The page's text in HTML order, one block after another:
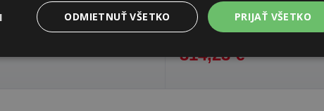
Sledovať naskladnenie Nie je skladom
314,23 €
PRIJAŤ VŠETKO
ODMIETNUŤ VŠETKO